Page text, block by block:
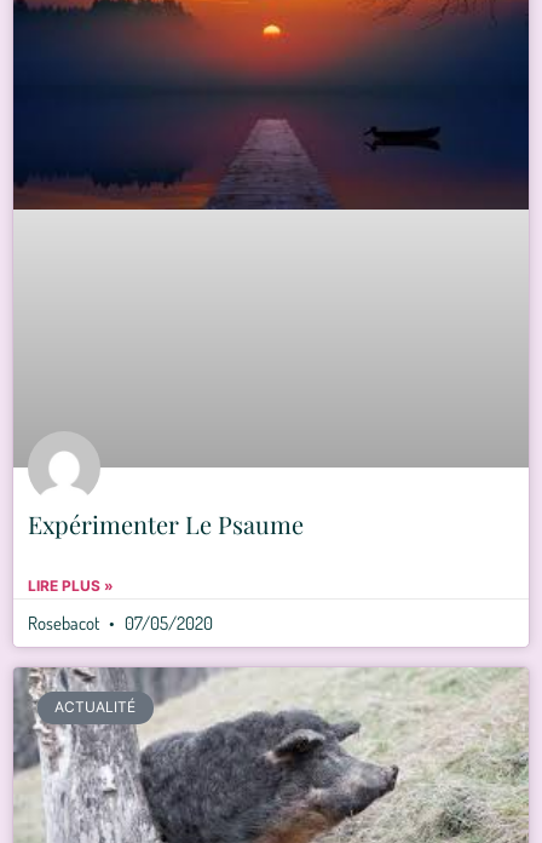
Expérimenter Le Psaume
LIRE PLUS »
Rosebacot 07/05/2020
ACTUALITÉ